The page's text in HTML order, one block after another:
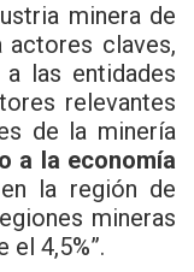
minera de
actores claves,
las entidades
relevantes
de la minería
a la economía
la región de
mineras
el 4,5%”.